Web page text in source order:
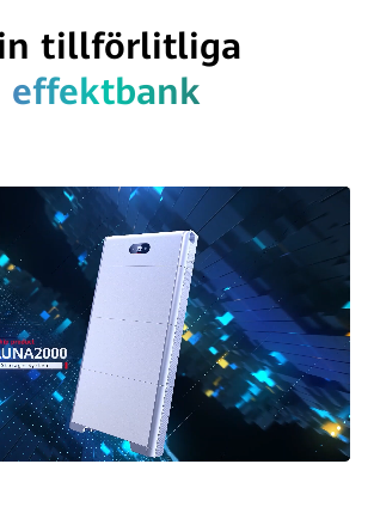
tillförlitliga
effektbank